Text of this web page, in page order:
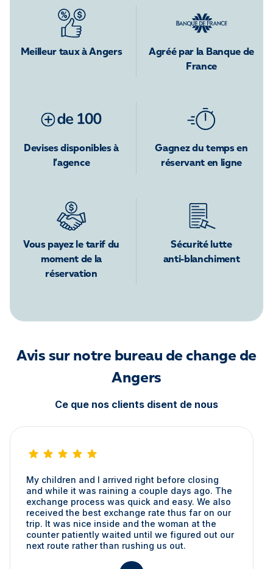
Meilleur taux à Angers
Agréé par la Banque de
France
Devises disponibles à
l’agence
Gagnez du temps en
réservant en ligne
Vous payez le tarif du
moment de la
réservation
Sécurité lutte
anti-blanchiment
Avis sur notre bureau de change de
Angers
Ce que nos clients disent de nous
My children and I arrived right before closing
and while it was raining a couple days ago. The
exchange process was quick and easy. We also
received the best exchange rate thus far on our
trip. It was nice inside and the woman at the
counter patiently waited until we figured out our
next route rather than rushing us out.